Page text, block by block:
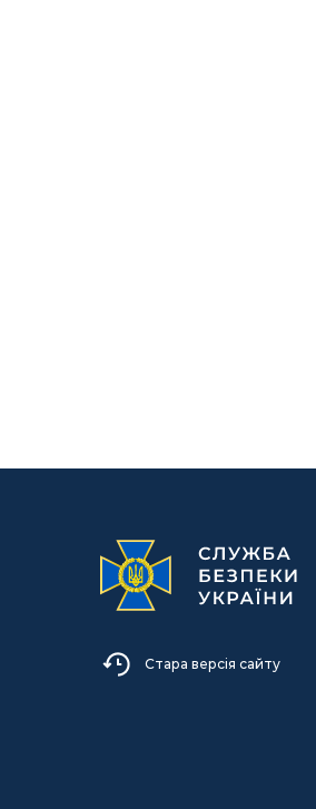
Стара версія сайту